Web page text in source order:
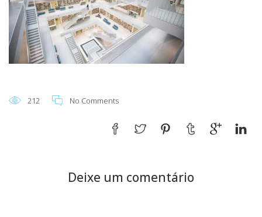
212 No Comments
Deixe um comentário